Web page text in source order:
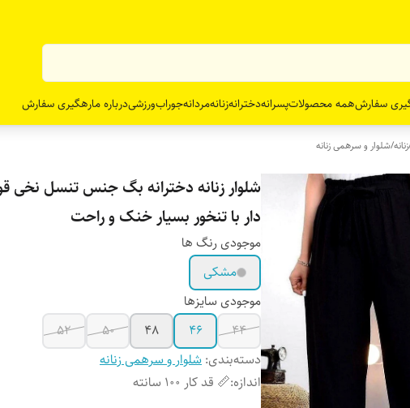
سفارشهمه محصولاتپسرانهدخترانهزنانهمردانهجورابورزشیدرباره مارهگیری سفارش
زنانه/شلوار و سرهمی زنانه
شلوار زنانه دخترانه بگ جنس تنسل نخی
دار با تنخور بسیار خنک و راحت
موجودی رنگ ها
مشکی
موجودی سایزها
44
46
48
50
52
دسته‌بندی: شلوار و سرهمی زنانه
اندازه:📏 قد کار 100 سانته